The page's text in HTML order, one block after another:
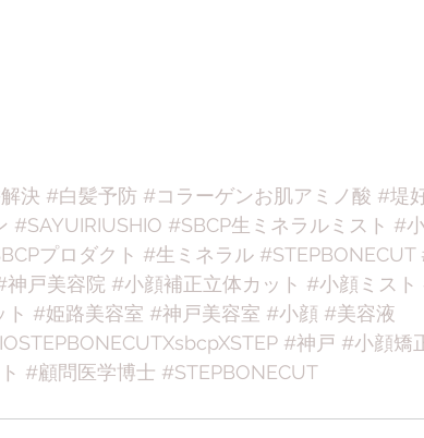
決 #白髪予防 #コラーゲンお肌アミノ酸 #堤
#SAYUIRIUSHIO #SBCP生ミネラルミスト #
プロダクト #生ミネラル #STEPBONECUT
神戸美容院 #小顔補正立体カット #小顔ミスト
#姫路美容室 #神戸美容室 #小顔 #美容液
#神戸 #小顔矯
#顧問医学博士 #STEPBONECUT